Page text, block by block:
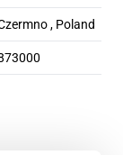
, Poland